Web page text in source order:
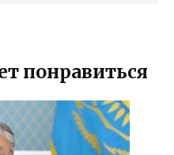
понравиться